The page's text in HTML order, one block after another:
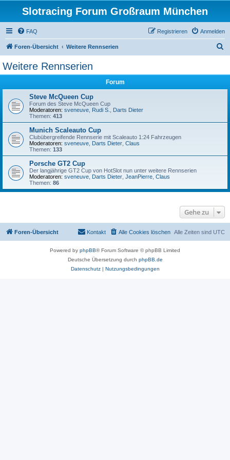
Slotracing Forum Großraum München
FAQ Anmelden
Registrieren
Foren-Übersicht Weitere Rennserien
Weitere Rennserien
Forum
Steve McQueen Cup
Forum des Steve McQueen Cup
Moderatoren: sveneuve Rudi S.
Darts Dieter
Themen: 413
Munich Scaleauto Cup
Clubübergreifende Rennserie mit Scaleauto 1:24 Fahrzeugen
Moderatoren: sveneuve Darts Dieter Claus
Themen: 133
Porsche GT2 Cup
Der langjährige GT2 Cup von HotSlot nun unter weitere Rennserien
Moderatoren: sveneuve Darts Dieter JeanPierre Claus
Themen: 86
Gehe zu
Foren-Übersicht Alle Zeiten sind UTC
Alle Cookies löschen
Kontakt
Powered by phpBB® Forum Software © phpBB Limited
Deutsche Übersetzung durch phpBB.de
Datenschutz| Nutzungsbedingungen